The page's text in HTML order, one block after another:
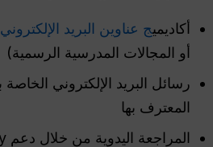
أكاديميج عناوين البريد الإلكتروني
أو المجالات المدرسية الرسمية)
المعترف بها
المراجعة اليدوية من خلال دعم Perplexity